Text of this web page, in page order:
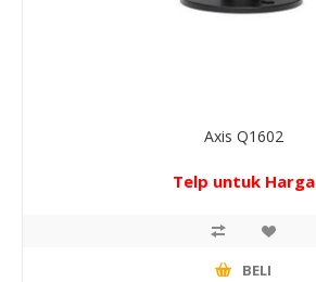
Axis Q1602
Telp untuk Harga
BELI